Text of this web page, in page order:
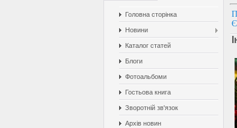
Головна сторінка
Новини
Каталог статей
Блоги
Фотоальбоми
Гостьова книга
Зворотній зв'язок
Архів новин